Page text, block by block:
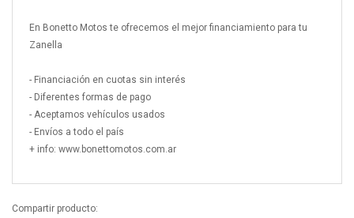
En Bonetto Motos te ofrecemos el mejor financiamiento para tu
Zanella
- Financiación en cuotas sin interés
- Diferentes formas de pago
- Aceptamos vehículos usados
- Envíos a todo el país
+ info: www.bonettomotos.com.ar
Compartir producto: